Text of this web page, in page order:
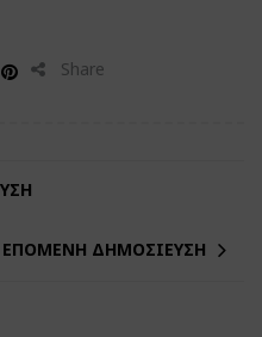
Share
ΕΠΌΜΕΝΗ ΔΗΜΟΣΊΕΥΣΗ